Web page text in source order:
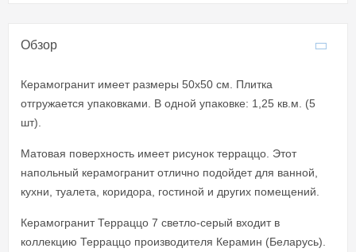
Обзор
Керамогранит имеет размеры 50x50 см. Плитка
отгружается упаковками. В одной упаковке: 1,25 кв.м. (5
шт).
Матовая поверхность имеет рисунок терраццо. Этот
напольный керамогранит отлично подойдет для ванной,
кухни, туалета, коридора, гостиной и других помещений.
Керамогранит Терраццо 7 светло-серый входит в
коллекцию Терраццо производителя Керамин (Беларусь).